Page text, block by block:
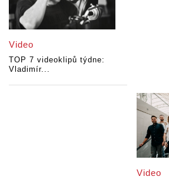
Video
TOP 7 videoklipů týdne:
Vladimír...
Video